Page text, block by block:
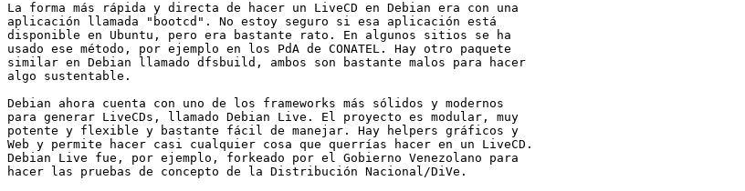
La forma más rápida y directa de hacer un LiveCD en Debian era con una
aplicación llamada "bootcd". No estoy seguro si esa aplicación está
disponible en Ubuntu, pero era bastante rato. En algunos sitios se ha
usado ese método, por ejemplo en los PdA de CONATEL. Hay otro paquete
similar en Debian llamado dfsbuild, ambos son bastante malos para hacer
algo sustentable.
Debian ahora cuenta con uno de los frameworks más sólidos y modernos
para generar LiveCDs, llamado Debian Live. El proyecto es modular, muy
potente y flexible y bastante fácil de manejar. Hay helpers gráficos y
Web y permite hacer casi cualquier cosa que querrías hacer en un LiveCD.
Debian Live fue, por ejemplo, forkeado por el Gobierno Venezolano para
hacer las pruebas de concepto de la Distribución Nacional/DiVe.